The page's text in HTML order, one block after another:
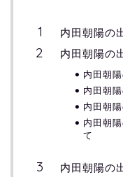
内田朝陽の
内田朝陽の
内田朝
内田朝
内田朝
内田朝
て
内田朝陽の